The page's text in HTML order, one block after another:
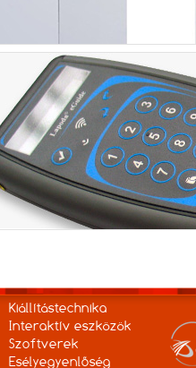
Kiállítástechnika
Interaktív eszközök
Szoftverek
Esélyegyenlőség